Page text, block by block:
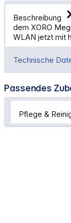
Beschreibung
dem XORO
WLAN jetzt mit
Technische
Passendes
Pflege &